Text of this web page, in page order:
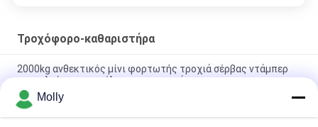
Τροχόφορο-καθαριστήρα
2000kg ανθεκτικός μίνι φορτωτής τροχιά σέρβας ντάμπερ
πετρελαίου φοινικέλαιας μεταφορά
4 τόνους πλευρική απόρριψη ρυμουλκούμενοι
ρυμουλκούμενοι βαρέα υλικά μεταφορά δασική μηχανή
Molly